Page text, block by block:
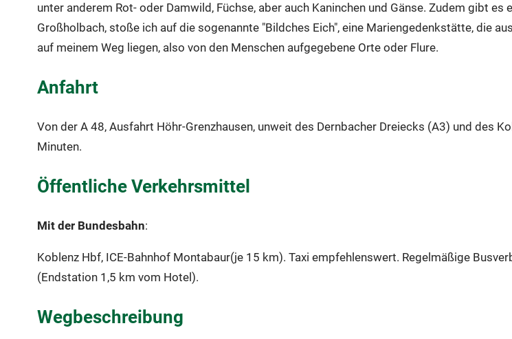
unter anderem Rot- oder Damwild, Füchse, aber auch Kaninchen und Gänse. Zudem gibt
Großholbach, stoße ich auf die sogenannte "Bildches Eich", eine Mariengedenkstätte, die
auf meinem Weg liegen, also von den Menschen aufgegebene Orte oder Flure.
Anfahrt
Von der A 48, Ausfahrt Höhr-Grenzhausen, unweit des Dernbacher Dreiecks (A3) und des
Minuten.
Öffentliche Verkehrsmittel
Mit der Bundesbahn:
Koblenz Hbf, ICE-Bahnhof Montabaur(je 15 km). Taxi empfehlenswert. Regelmäßige
(Endstation 1,5 km vom Hotel).
Wegbeschreibung